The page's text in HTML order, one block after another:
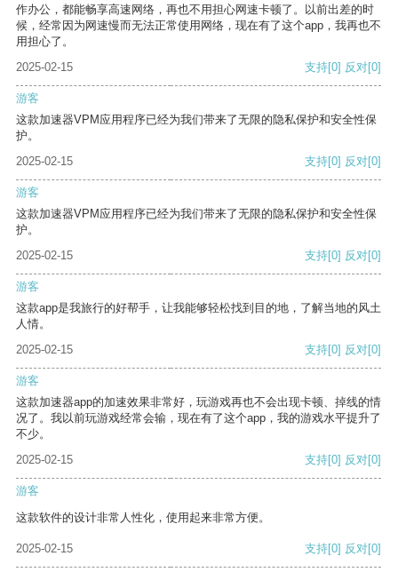
作办公，都能畅享高速网络，再也不用担心网速卡顿了。以前出差的时
候，经常因为网速慢而无法正常使用网络，现在有了这个app，我再也不
用担心了。
2025-02-15
支持[0] 反对[0]
游客
这款加速器VPM应用程序已经为我们带来了无限的隐私保护和安全性保
护。
2025-02-15
支持[0] 反对[0]
游客
这款加速器VPM应用程序已经为我们带来了无限的隐私保护和安全性保
护。
2025-02-15
支持[0] 反对[0]
游客
这款app是我旅行的好帮手，让我能够轻松找到目的地，了解当地的风土
人情。
2025-02-15
支持[0] 反对[0]
游客
这款加速器app的加速效果非常好，玩游戏再也不会出现卡顿、掉线的情
况了。我以前玩游戏经常会输，现在有了这个app，我的游戏水平提升了
不少。
2025-02-15
支持[0] 反对[0]
游客
这款软件的设计非常人性化，使用起来非常方便。
2025-02-15 支持[0] 反对[0]